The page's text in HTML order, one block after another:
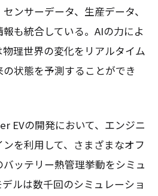
ンサーデータ、生産データ、
も統合している。AIの力によ
理世界の変化をリアルタイム
状態を予測することができ
EVの開発において、エンジニ
を利用して、さまざまなオフ
ッテリー熱管理挙動をシミュ
ルは数千回のシミュレーショ